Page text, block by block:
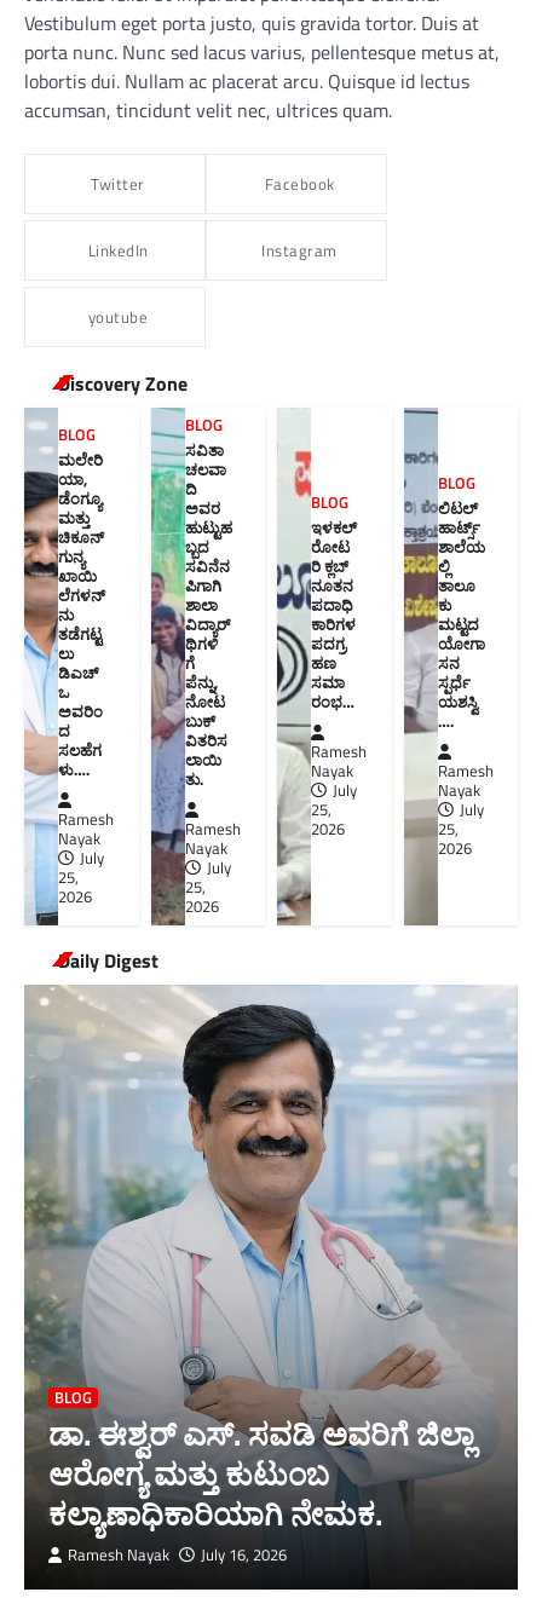
Vestibulum eget porta justo, quis gravida tortor. Duis at
porta nunc. Nunc sed lacus varius, pellentesque metus at,
lobortis dui. Nullam ac placerat arcu. Quisque id lectus
accumsan, tincidunt velit nec, ultrices quam.
Twitter Facebook
LinkedIn Instagram
youtube
Discovery Zone
BLOG
ಮಲೇರಿ
ಯಾ,
ಡೆಂಗ್ಯೂ
ಮತ್ತು
ಚಿಕೂನ್
ಗುನ್ಯ
ಖಾಯಿ
ಲೆಗಳನ್
ನು
ತಡೆಗಟ್ಟ
ಲು
ಡಿಎಚ್‌
ಒ
ಅವರಿಂ
ದ
ಸಲಹೆಗ
ಳು….
Ramesh
Nayak
July
25,
2026
BLOG
ಸವಿತಾ
ಚಲವಾ
ದಿ
ಅವರ
ಹುಟ್ಟುಹ
ಬ್ಬದ
ಸವಿನೆನ
ಪಿಗಾಗಿ
ಶಾಲಾ
ವಿದ್ಯಾರ್
ಥಿಗಳಿ
ಗೆ
ಪೆನ್ನು,
ನೋಟ
ಬುಕ್
ವಿತರಿಸ
ಲಾಯಿ
ತು.
Ramesh
Nayak
July
25,
2026
BLOG
ಇಳಕಲ್
ರೋಟ
ರಿ ಕ್ಲಬ್
ನೂತನ‌
ಪದಾಧಿ
ಕಾರಿಗಳ
ಪದಗ್ರ
ಹಣ
ಸಮಾ
ರಂಭ…
Ramesh
Nayak
July
25,
2026
BLOG
ಲಿಟಲ್
ಹಾರ್ಟ್ಸ್
ಶಾಲೆಯ
ಲ್ಲಿ
ತಾಲೂ
ಕು
ಮಟ್ಟದ
ಯೋಗಾ
ಸನ
ಸ್ಪರ್ಧೆ
ಯಶಸ್ವಿ
….
Ramesh
Nayak
July
25,
2026
Daily Digest
BLOG
ಡಾ. ಈಶ್ವರ್ ಎಸ್. ಸವಡಿ ಅವರಿಗೆ ಜಿಲ್ಲಾ
ಆರೋಗ್ಯ ಮತ್ತು ಕುಟುಂಬ
ಕಲ್ಯಾಣಾಧಿಕಾರಿಯಾಗಿ ನೇಮಕ.
Ramesh Nayak July 16, 2026